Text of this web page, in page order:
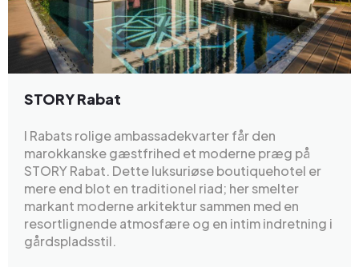
STORY Rabat
I Rabats rolige ambassadekvarter får den
marokkanske gæstfrihed et moderne præg på
STORY Rabat. Dette luksuriøse boutiquehotel er
mere end blot en traditionel riad; her smelter
markant moderne arkitektur sammen med en
resortlignende atmosfære og en intim indretning i
gårdspladsstil.